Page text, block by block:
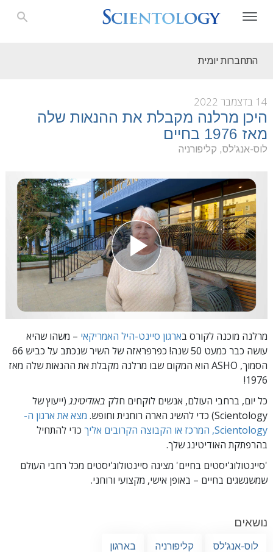
התחברות יומית
14 בדצמבר 2022
היכן מרלנה מקבלת את ההנאות שלה
מאז 1976 בחיים
לוס-אנג'לס, קליפורניה
מרלנה מוכנה לקורס בארגון סיינט-היל האמריקאי – משהו שהיא
עושה כבר כמעט 50 שנה! כפרפראזה של השיר שנכתב על כביש 66
הסמוך, ASHO הוא המקום שבו מרלנה מקבלת את ההנאות שלה מאז
1976!
כל יום, ברחבי העולם, אנשים לוקחים חלק באודיטינג(ייעוץ של
Scientology) כדי להשיג הארה רוחנית וחופש.
מצא את ארגון ה-
Scientology, המרכז או הקבוצה הקרובים אליך
כדי להתחיל
בהרפתקת האודיטינג שלך.
'סיינטולוג'יסטים בחיים' מציגה סיינטולוג'יסטים מכל רחבי העולם
שמשגשגים בחיים – באופן אישי, מקצועי ורוחני.
נושאים
לוס-אנג'לס קליפורניה בארגון